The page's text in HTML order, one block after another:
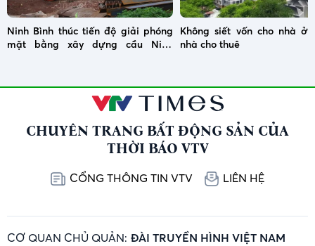
Ninh Bình thúc tiến độ giải phóng
mặt bằng xây dựng cầu Ninh
Không siết vốn cho nhà ở
nhà cho thuê
CHUYÊN TRANG BẤT ĐỘNG SẢN CỦA
THỜI BÁO VTV
CỔNG THÔNG TIN VTV LIÊN HỆ
CƠ QUAN CHỦ QUẢN: ĐÀI TRUYỀN HÌNH VIỆT NAM